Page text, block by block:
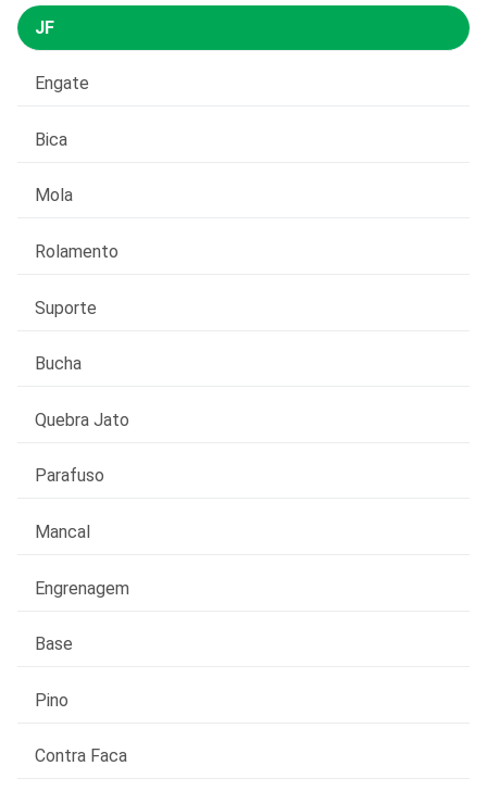
JF
Engate
Bica
Mola
Rolamento
Suporte
Bucha
Quebra Jato
Parafuso
Mancal
Engrenagem
Base
Pino
Contra Faca